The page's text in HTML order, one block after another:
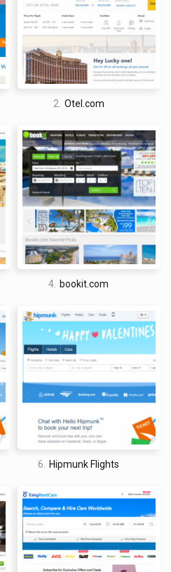
sitios web como Tripadvisor y
usar la sección de «Reseñas de
mejor y potencialmente más
Mientras tanto, el
informa al usuario sobre los
manera podrías olvidar, como
Jones
abroad.
2. Otel.com
4. bookit.com
6. Hipmunk Flights